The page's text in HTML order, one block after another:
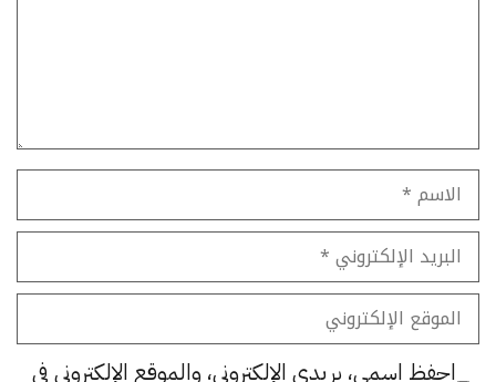
الاسم
البريد
الإلكتروني
الموقع
الإلكتروني
احفظ اسمي، بريدي الإلكتروني، والموقع الإلكتروني في